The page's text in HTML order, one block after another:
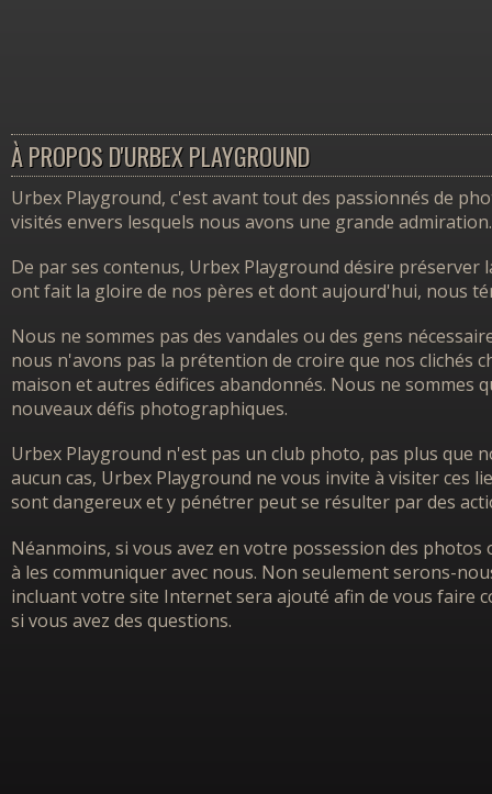
À PROPOS D'URBEX PLAYGROUND
Urbex Playground, c'est avant tout des passionnés de
visités envers lesquels nous avons une grande admiration.
De par ses contenus, Urbex Playground désire
ont fait la gloire de nos pères et dont aujourd'hui, nous
Nous ne sommes pas des vandales ou des gens
nous n'avons pas la prétention de croire que nos clichés
maison et autres édifices abandonnés. Nous ne sommes
nouveaux défis photographiques.
Urbex Playground n'est pas un club photo, pas plus que
aucun cas, Urbex Playground ne vous invite à visiter ces
sont dangereux et y pénétrer peut se résulter par des
Néanmoins, si vous avez en votre possession des
à les communiquer avec nous. Non seulement serons-
incluant votre site Internet sera ajouté afin de vous faire
si vous avez des questions.